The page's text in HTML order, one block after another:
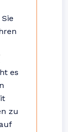
es
zu